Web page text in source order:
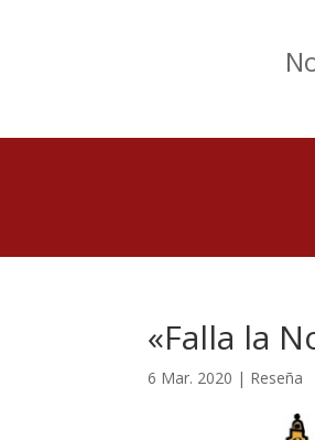
«Falla la
6 Mar. 2020 | Reseña